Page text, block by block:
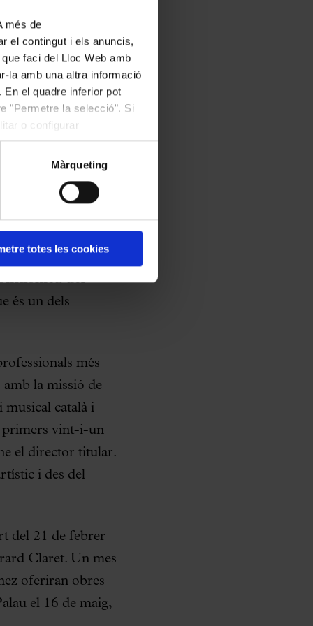
més de
el contingut i els anuncis,
faci del Lloc Web amb
la amb una altra informació
el quadre inferior pot
"Permetre la selecció". Si
o configurar
Màrqueting
totes les cookies
Gerard
et labête(versió
El concert
de Johann
el concert.
en aquest
Simon Halsey,
la formació de
i madrigals
del
és un dels
més
amb la missió de
català i
primers vint-i-un
el director titular.
i des del
del 21 de febrer
Claret. Un mes
oferiran obres
el 16 de maig,